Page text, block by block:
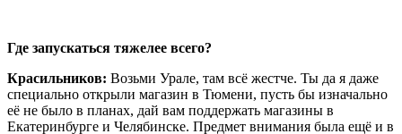
Где запускаться тяжелее всего?
Красильников: Возьми Урале, там всё жестче. Ты да я даже
специально открыли магазин в Тюмени, пусть бы изначально
её не было в планах, дай вам поддержать магазины в
Екатеринбурге и Челябинске. Предмет внимания была ещё и в